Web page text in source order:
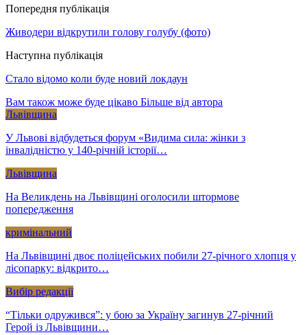
Попередня публікація
Живодери відкрутили голову голубу (фото)
Наступна публікація
Стало відомо коли буде новий локдаун
Вам також може буде цікаво Більше від автора
Львівщина
У Львові відбудеться форум «Видима сила: жінки з
інвалідністю у 140-річній історії…
Львівщина
На Великдень на Львівщині оголосили штормове
попередження
кримінальний
На Львівщині двоє поліцейських побили 27-річного хлопця у
лісопарку: відкрито…
Вибір редакції
“Тільки одружився”: у бою за Україну загинув 27-річний
Герой із Львівщини…